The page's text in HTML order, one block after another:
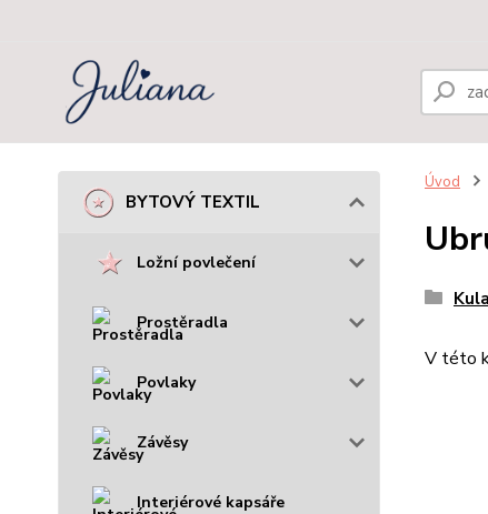
BYTOVÝ TEXTIL
Ložní povlečení
Prostěradla
Povlaky
Závěsy
Interiérové kapsáře
Úvod
V této